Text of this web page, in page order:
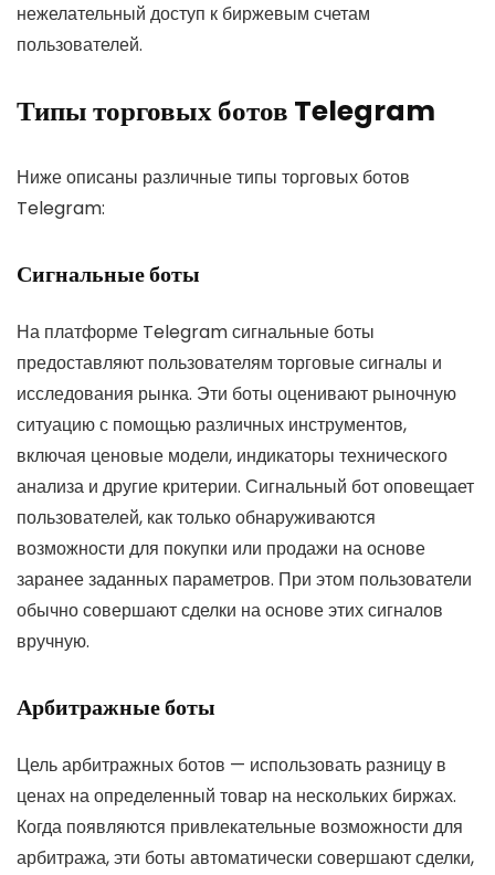
нежелательный доступ к биржевым счетам
пользователей.
Типы торговых ботов Telegram
Ниже описаны различные типы торговых ботов
Telegram:
Сигнальные боты
На платформе Telegram сигнальные боты
предоставляют пользователям торговые сигналы и
исследования рынка. Эти боты оценивают рыночную
ситуацию с помощью различных инструментов,
включая ценовые модели, индикаторы технического
анализа и другие критерии. Сигнальный бот оповещает
пользователей, как только обнаруживаются
возможности для покупки или продажи на основе
заранее заданных параметров. При этом пользователи
обычно совершают сделки на основе этих сигналов
вручную.
Арбитражные боты
Цель арбитражных ботов — использовать разницу в
ценах на определенный товар на нескольких биржах.
Когда появляются привлекательные возможности для
арбитража, эти боты автоматически совершают сделки,